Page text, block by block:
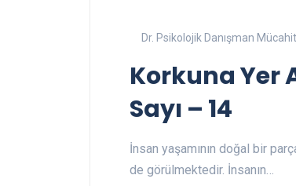
Dr. Psikolojik Danışman
Korkuna Yer
Sayı – 14
İnsan yaşamının doğal bir
de görülmektedir. İnsanın…